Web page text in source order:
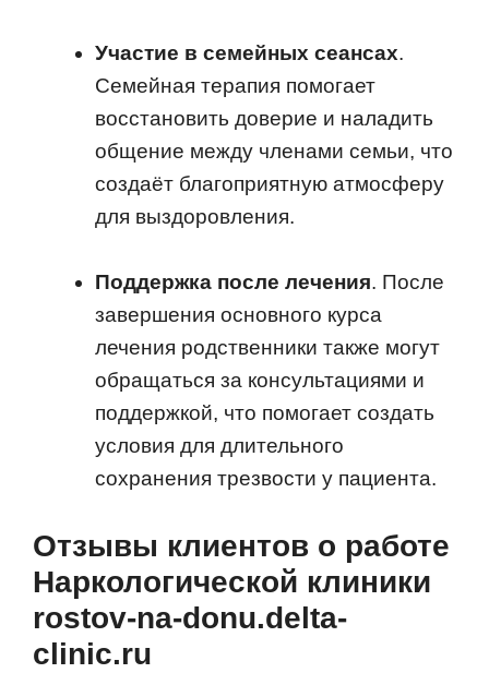
Участие в семейных сеансах.
Семейная терапия помогает
восстановить доверие и наладить
общение между членами семьи, что
создаёт благоприятную атмосферу
для выздоровления.
Поддержка после лечения. После
завершения основного курса
лечения родственники также могут
обращаться за консультациями и
поддержкой, что помогает создать
условия для длительного
сохранения трезвости у пациента.
Отзывы клиентов о работе
Наркологической клиники
rostov-na-donu.delta-
clinic.ru